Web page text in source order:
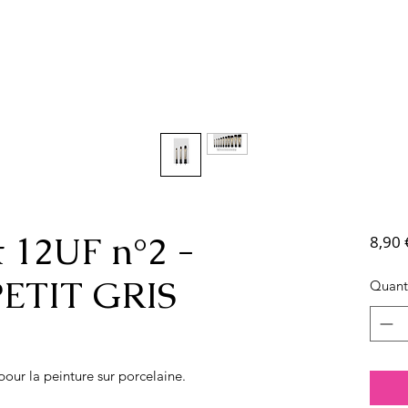
n°2 -
GRIS
la peinture sur porcelaine.
8,90